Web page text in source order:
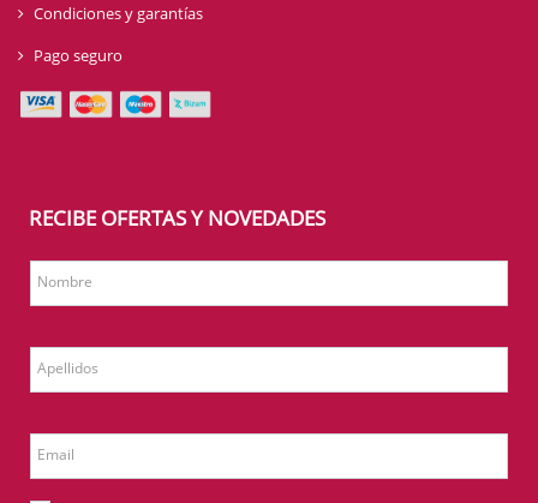
Condiciones y garantías
Pago seguro
RECIBE OFERTAS Y NOVEDADES
Nombre
Apellidos
Email